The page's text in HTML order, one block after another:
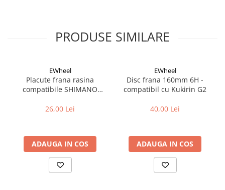
Adaptoare frana bicicleta
Accesorii frane bicicleta
Roti bicicleta
Jante bicicleta
PRODUSE SIMILARE
EWheel
Placute frana rasina
compatibile SHIMANO
G2/G4 2025)
26,00 Lei
ADAUGA IN COS
EWheel
Disc frana 160mm 6H -
compatibil cu Kukirin G2
40,00 Lei
ADAUGA IN COS